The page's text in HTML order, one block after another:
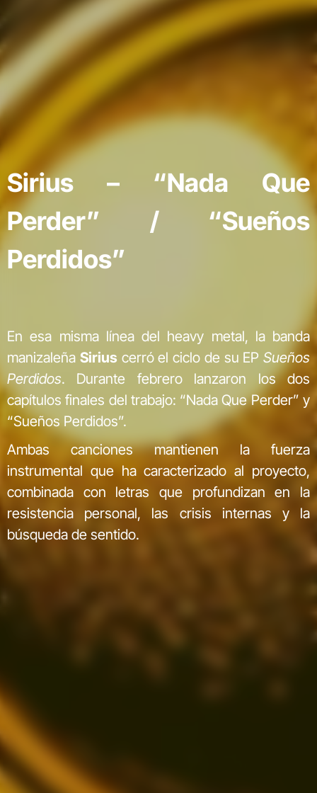
Sirius – “Nada Que
Perder” / “Sueños
Perdidos”
En esa misma línea del heavy metal, la banda
manizaleña Sirius cerró el ciclo de su EP Sueños
Perdidos. Durante febrero lanzaron los dos
capítulos finales del trabajo: “Nada Que Perder” y
“Sueños Perdidos”.
Ambas canciones mantienen la fuerza
instrumental que ha caracterizado al proyecto,
combinada con letras que profundizan en la
resistencia personal, las crisis internas y la
búsqueda de sentido.